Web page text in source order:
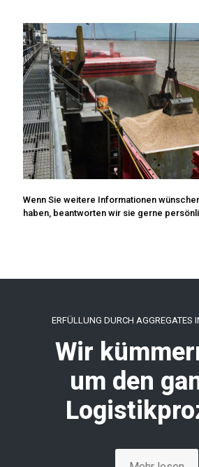
Wenn Sie weitere Informationen
haben, beantworten wir sie gerne
ERFÜLLUNG DURCH AGGREGATES
Wir
um den